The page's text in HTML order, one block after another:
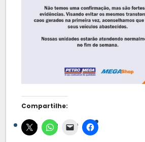
Compartilhe: